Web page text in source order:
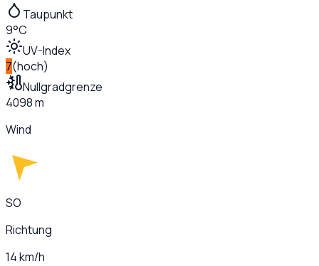
Taupunkt
9°C
UV-Index
7(hoch)
Nullgradgrenze
4098 m
Wind
SO
Richtung
14 km/h